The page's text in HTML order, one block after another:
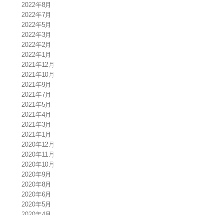
2022年8月
2022年7月
2022年5月
2022年3月
2022年2月
2022年1月
2021年12月
2021年10月
2021年9月
2021年7月
2021年5月
2021年4月
2021年3月
2021年1月
2020年12月
2020年11月
2020年10月
2020年9月
2020年8月
2020年6月
2020年5月